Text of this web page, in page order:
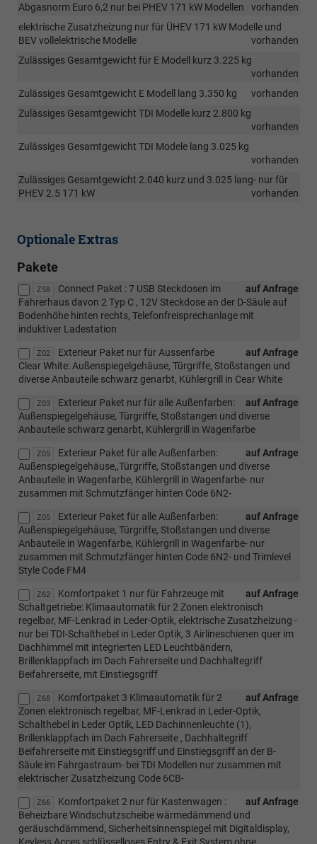
Abgasnorm Euro 6,2 nur bei PHEV 171 kW Modellen
vorhanden
elektrische Zusatzheizung nur für ÜHEV 171 kW Modelle und
BEV vollelektrische Modelle
vorhanden
Zulässiges Gesamtgewicht für E Modell kurz 3.225 kg
vorhanden
Zulässiges Gesamtgewicht E Modell lang 3.350 kg
vorhanden
Zulässiges Gesamtgewicht TDI Modelle kurz 2.800 kg
vorhanden
Zulässiges Gesamtgewicht TDI Modele lang 3.025 kg
vorhanden
Zulässiges Gesamtgewicht 2.040 kurz und 3.025 lang- nur für
PHEV 2.5 171 kW
vorhanden
Optionale Extras
Pakete
Z58 auf Anfrage
Connect Paket : 7 USB Steckdosen im
Fahrerhaus davon 2 Typ C , 12V Steckdose an der D-Säule auf
Bodenhöhe hinten rechts, Telefonfreisprechanlage mit
induktiver Ladestation
Z02 auf Anfrage
Exterieur Paket nur für Aussenfarbe
Clear White: Außenspiegelgehäuse, Türgriffe, Stoßstangen und
diverse Anbauteile schwarz genarbt, Kühlergrill in Cear White
Z03 auf Anfrage
Exterieur Paket nur für alle Außenfarben:
Außenspiegelgehäuse, Türgriffe, Stoßstangen und diverse
Anbauteile schwarz genarbt, Kühlergrill in Wagenfarbe
Z05 auf Anfrage
Exterieur Paket für alle Außenfarben:
Außenspiegelgehäuse,,Türgriffe, Stoßstangen und diverse
Anbauteile in Wagenfarbe, Kühlergrill in Wagenfarbe- nur
zusammen mit Schmutzfänger hinten Code 6N2-
Z05 auf Anfrage
Exterieur Paket für alle Außenfarben:
Außenspiegelgehäuse, Türgriffe, Stoßstangen und diverse
Anbauteile in Wagenfarbe, Kühlergrill in Wagenfarbe- nur
zusammen mit Schmutzfänger hinten Code 6N2- und Trimlevel
Style Code FM4
Z62 auf Anfrage
Komfortpaket 1 nur für Fahrzeuge mit
Schaltgetriebe: Klimaautomatik für 2 Zonen elektronisch
regelbar, MF-Lenkrad in Leder-Optik, elektrische Zusatzheizung -
nur bei TDI-Schalthebel in Leder Optik, 3 Airlineschienen quer im
Dachhimmel mit integrierten LED Leuchtbändern,
Brillenklappfach im Dach Fahrerseite und Dachhaltegriff
Beifahrerseite, mit Einstiegsgriff
Z68 auf Anfrage
Komfortpaket 3 Klimaautomatik für 2
Zonen elektronisch regelbar, MF-Lenkrad in Leder-Optik,
Schalthebel in Leder Optik, LED Dachinnenleuchte (1),
Brillenklappfach im Dach Fahrerseite , Dachhaltegriff
Beifahrerseite mit Einstiegsgriff und Einstiegsgriff an der B-
Säule im Fahrgastraum- bei TDI Modellen nur zusammen mit
elektrischer Zusatzheizung Code 6CB-
Z66 auf Anfrage
Komfortpaket 2 nur für Kastenwagen :
Beheizbare Windschutzscheibe wärmedämmend und
geräuschdämmend, Sicherheitsinnenspiegel mit Digitaldisplay,
Keyless Acces schlüsselloses Entry & Exit System ohne